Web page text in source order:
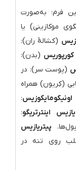
فرم؛ به‌صورت
موکازینی) یا
(کشالهٔ ران):
کورپوریس (بدن):
(پوست سر): در
(کِریون) همراه
اونیکومایکوزیس:
اینترتریگو:
پیتریازیس
روی تنه در